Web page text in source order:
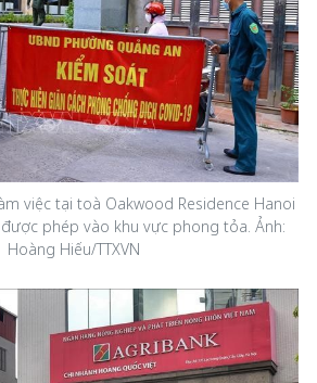
việc tại toà Oakwood Residence Hanoi
được phép vào khu vực phong tỏa. Ảnh:
Hoàng Hiếu/TTXVN